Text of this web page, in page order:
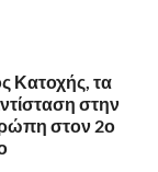
Κατοχής, τα
στην
στον 2ο